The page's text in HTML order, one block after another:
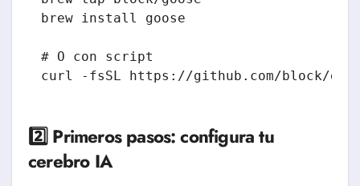
brew install goose
# O con script
curl -fsSL https://github.com/block/
2️⃣ Primeros pasos: configura tu
cerebro IA